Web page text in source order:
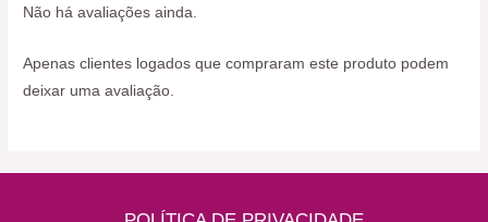
Não há avaliações ainda.
Apenas clientes logados que compraram este produto podem
deixar uma avaliação.